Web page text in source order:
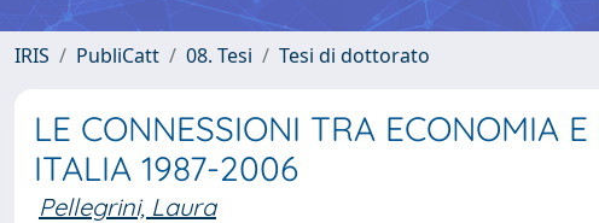
IRIS PubliCatt 08. Tesi Tesi di dottorato
LE CONNESSIONI TRA ECONOMIA
ITALIA 1987-2006
Pellegrini, Laura